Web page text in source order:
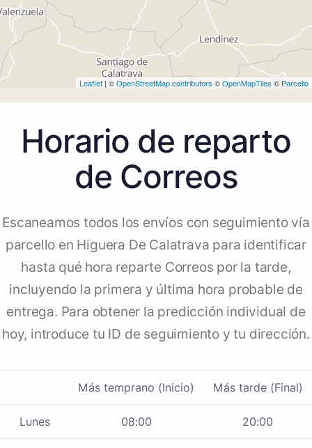
Leaflet | ©OpenStreetMap contributors ©OpenMapTiles © Parcello
Horario de reparto
de Correos
Escaneamos todos los envíos con seguimiento vía
parcello en Higuera De Calatrava para identificar
hasta qué hora reparte Correos por la tarde,
incluyendo la primera y última hora probable de
entrega. Para obtener la predicción individual de
hoy, introduce tu ID de seguimiento y tu dirección.
Más temprano (Inicio) Más tarde (Final)
Lunes 08:00 20:00